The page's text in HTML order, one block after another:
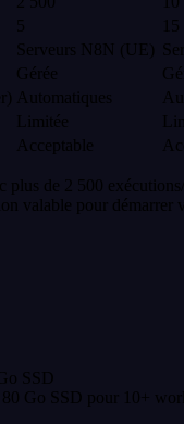
5
15
Serveurs N8N (UE)
Gérée
Automatiques
Limitée
Acceptable
plus de 2 500
valable pour démarrer
SSD
Go SSD pour 10+